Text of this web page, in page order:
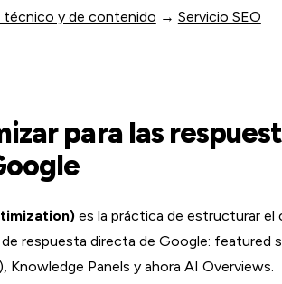
técnico y de contenido → Servicio SEO
para las
es la práctica de estructurar el
respuesta directa de Google: featured
Knowledge Panels y ahora AI Overviews.